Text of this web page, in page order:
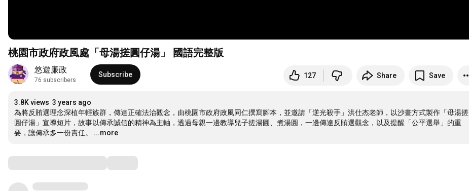
桃園市政府政風處「母湯搓圓仔湯」 國語完整版
悠遊廉政
76 subscribers
Subscribe 127 Share Save
3.8K views 3 years ago
為將反賄選理念深植年輕族群，傳達正確法治觀念，由桃園市政府政風同仁撰寫腳本，並邀請「逆光殺手」洪仕杰老師，以沙畫方式製作「母湯搓
圓仔湯」宣導短片，故事以傳承誠信的精神為主軸，透過母親一邊教導兒子搓湯圓、煮湯圓，一邊傳達反賄選觀念，以及提醒「公平選舉」的重
要，讓傳承多一份責任。
...more